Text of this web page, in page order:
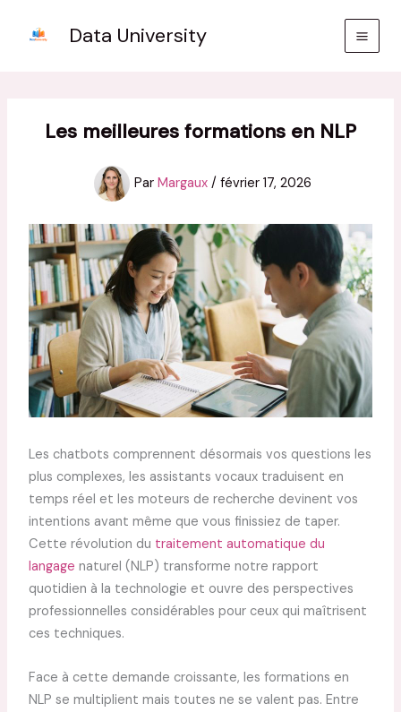
Data University
Les meilleures formations en NLP
Par Margaux / février 17, 2026
Les chatbots comprennent désormais vos questions les
plus complexes, les assistants vocaux traduisent en
temps réel et les moteurs de recherche devinent vos
intentions avant même que vous finissiez de taper.
Cette révolution du traitement automatique du
langage naturel (NLP) transforme notre rapport
quotidien à la technologie et ouvre des perspectives
professionnelles considérables pour ceux qui maîtrisent
ces techniques.
Face à cette demande croissante, les formations en
NLP se multiplient mais toutes ne se valent pas. Entre